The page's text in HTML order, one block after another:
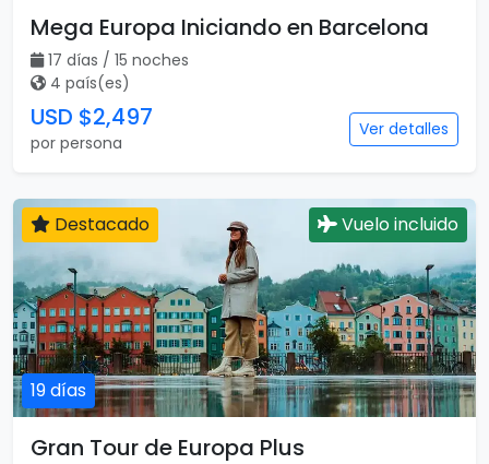
Mega Europa Iniciando en Barcelona
17 días / 15 noches
4 país(es)
USD $2,497
por persona
Ver detalles
19 días
Destacado Vuelo incluido
Gran Tour de Europa Plus